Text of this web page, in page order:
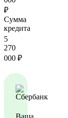
₽
Сумма
кредита
5
270
000 ₽
Ваша